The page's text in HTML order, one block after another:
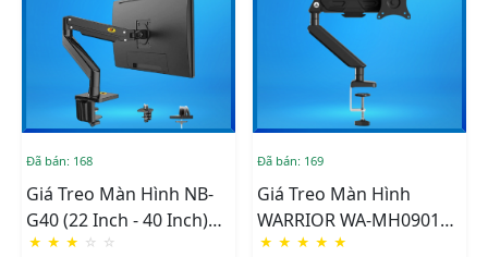
Đã bán: 168
Giá Treo Màn Hình NB-
G40 (22 Inch - 40 Inch)
Black
★ ★ ★ ☆ ☆
Đã bán: 169
Giá Treo Màn Hình
WARRIOR WA-MH0901
(Black)
★ ★ ★ ★ ★